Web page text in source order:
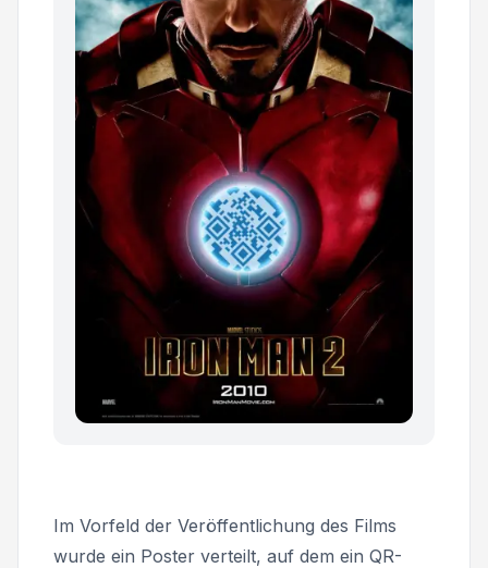
Im Vorfeld der Veröffentlichung des Films
wurde ein Poster verteilt, auf dem ein QR-